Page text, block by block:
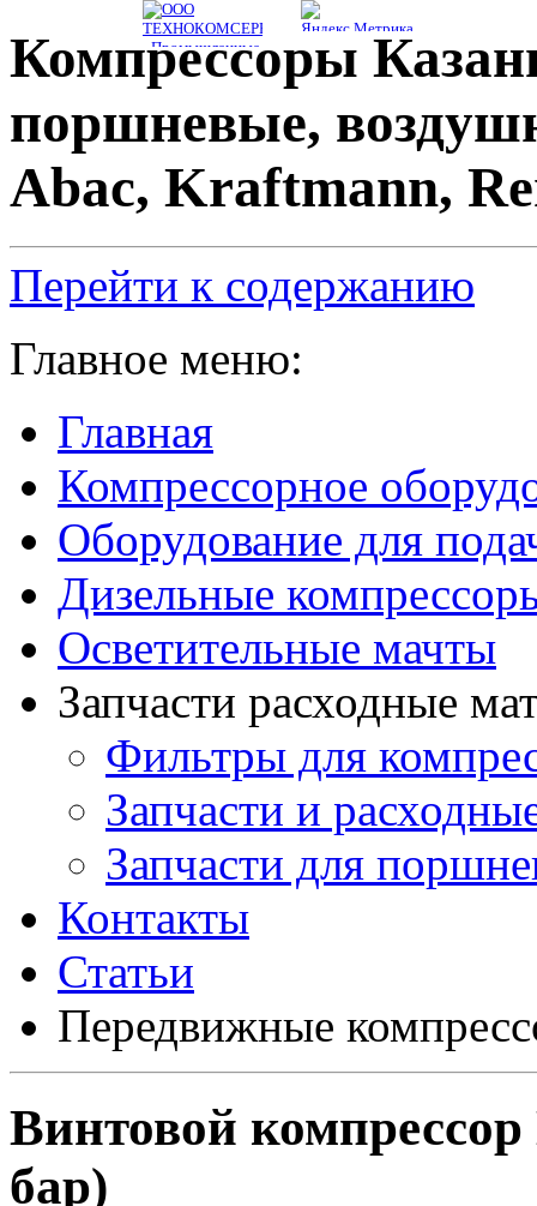
Компрессоры
поршневые,
Abac, Kraftmann,
Перейти к содержанию
Главное меню:
Главная
Компрессорное
Оборудование для
Дизельные
Осветительные мачты
Запчасти расходные
Фильтры для
Запчасти и
Запчасти для
Контакты
Статьи
Передвижные
Винтовой
бар)